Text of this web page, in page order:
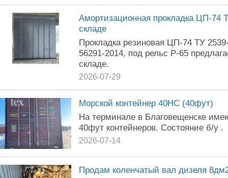
Амортизационная прокладка ЦП-74
складе
Прокладка резиновая ЦП-74 ТУ
56291-2014, под рельс Р-65
складе.
2026-07-29
Морской контейнер 40HC (40фут)
На терминале в Благовещенске
40фут контейнеров. Состояние б/у .
2026-07-14
Продам коленчатый вал дизеля